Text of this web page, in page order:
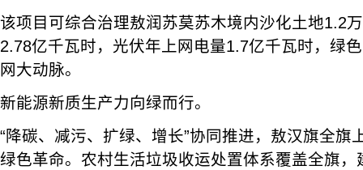
该项目可综合治理敖润苏莫苏木境内沙化土地1.2
2.78亿千瓦时，光伏年上网电量1.7亿千瓦时，绿
网大动脉。
新能源新质生产力向绿而行。
“降碳、减污、扩绿、增长”协同推进，敖汉旗全旗
绿色革命。农村生活垃圾收运处置体系覆盖全旗，